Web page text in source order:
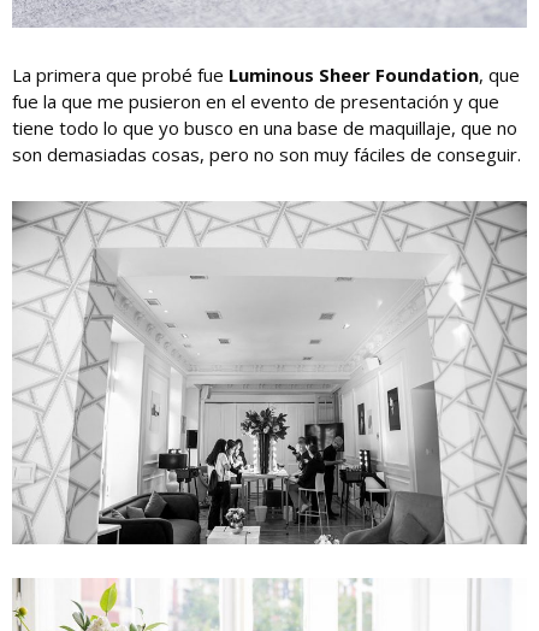
La primera que probé fue Luminous Sheer Foundation, que
fue la que me pusieron en el evento de presentación y que
tiene todo lo que yo busco en una base de maquillaje, que no
son demasiadas cosas, pero no son muy fáciles de conseguir.